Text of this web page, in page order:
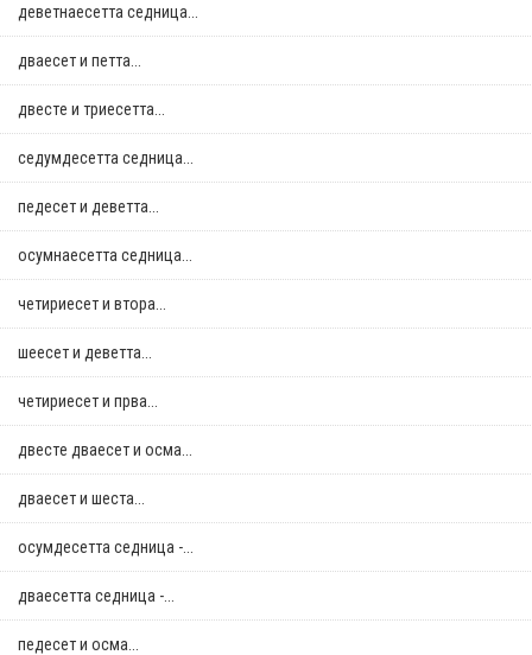
деветнаесетта седница...
дваесет и петта...
двестe и триесетта...
седумдесетта седница...
педесет и деветта...
осумнaесетта седница...
четириесет и втора...
шеесет и деветта...
четириесет и прва...
двестe дваесет и осма...
дваесет и шеста...
осумдесетта седница -...
дваесетта седница -...
педесет и осма...